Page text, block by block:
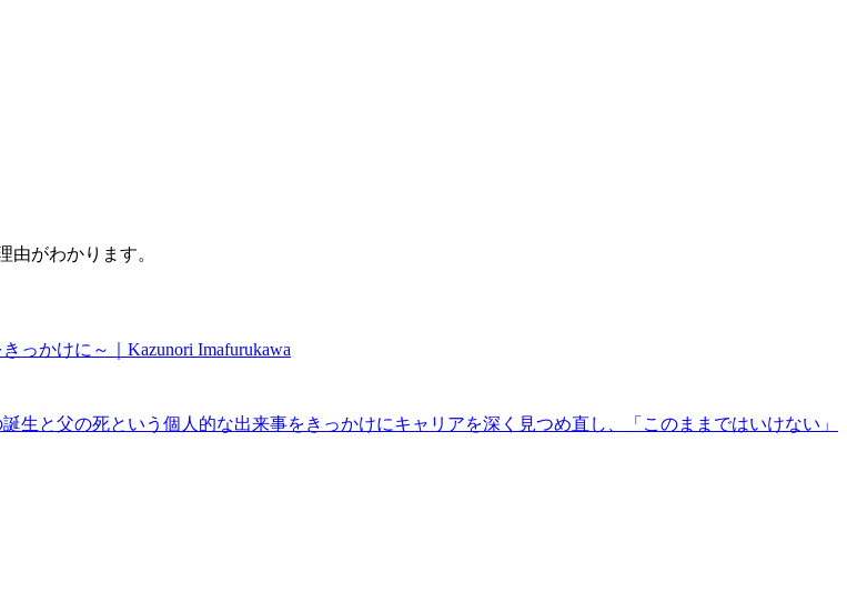
由がわかります。
っかけに～｜Kazunori Imafurukawa
と父の死という個人的な出来事をきっかけにキャリアを深く見つめ直し、「このままではいけない」